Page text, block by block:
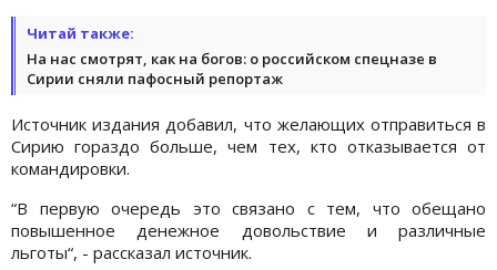
Читай также:
На нас смотрят, как на богов: о российском спецназе в
Сирии сняли пафосный репортаж
Источник издания добавил, что желающих отправиться в
Сирию гораздо больше, чем тех, кто отказывается от
командировки.
“В первую очередь это связано с тем, что обещано
повышенное денежное довольствие и различные
льготы“, - рассказал источник.